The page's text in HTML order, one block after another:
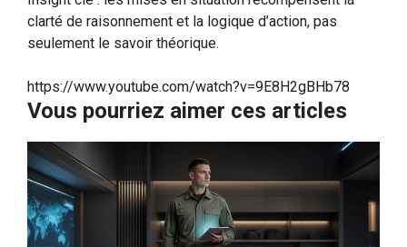
clarté de raisonnement et la logique d’action, pas
seulement le savoir théorique.
https://www.youtube.com/watch?v=9E8H2gBHb78
Vous pourriez aimer ces articles